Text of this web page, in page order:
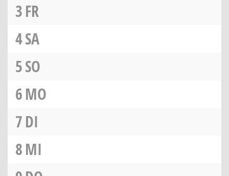
3FR
4SA
5SO
6MO
7DI
8MI